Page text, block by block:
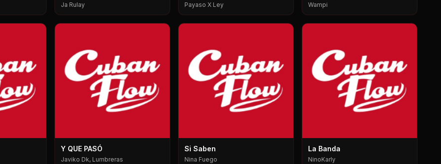
Ja Rulay Payaso X Ley Wampi
Y QUE PASÓ
Javiko Dk, Lumbreras
Si Saben
Nina Fuego
La Banda
NinoKarly